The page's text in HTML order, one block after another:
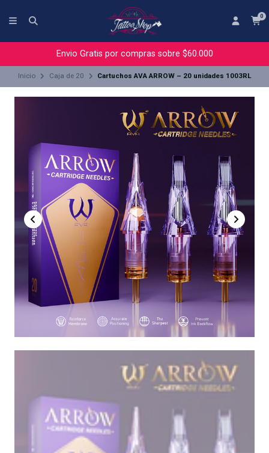
0
Envio Gratis por compras sobre $60.000
Inicio Caja de 20 Cartuchos AVA ARROW – 20 unidades 1003RL